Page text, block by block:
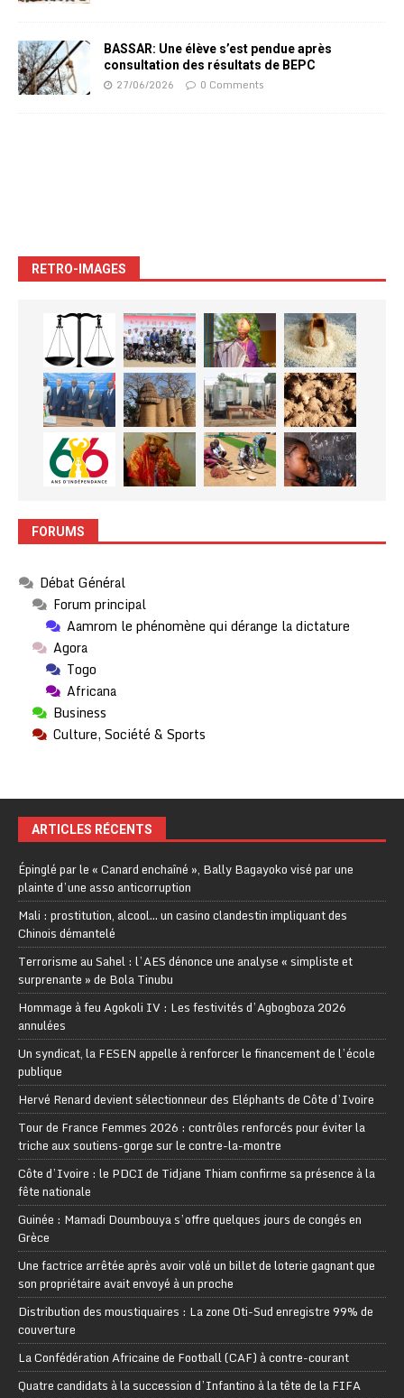
BASSAR: Une élève s’est pendue après
consultation des résultats de BEPC
27/06/2026 0 Comments
RETRO-IMAGES
FORUMS
Débat Général
Forum principal
Aamrom le phénomène qui dérange la dictature
Agora
Togo
Africana
Business
Culture, Société & Sports
ARTICLES RÉCENTS
Épinglé par le « Canard enchaîné », Bally Bagayoko visé par une
plainte d’une asso anticorruption
Mali : prostitution, alcool… un casino clandestin impliquant des
Chinois démantelé
Terrorisme au Sahel : l’AES dénonce une analyse « simpliste et
surprenante » de Bola Tinubu
Hommage à feu Agokoli IV : Les festivités d’Agbogboza 2026
annulées
Un syndicat, la FESEN appelle à renforcer le financement de l’école
publique
Hervé Renard devient sélectionneur des Eléphants de Côte d’Ivoire
Tour de France Femmes 2026 : contrôles renforcés pour éviter la
triche aux soutiens-gorge sur le contre-la-montre
Côte d’Ivoire : le PDCI de Tidjane Thiam confirme sa présence à la
fête nationale
Guinée : Mamadi Doumbouya s’offre quelques jours de congés en
Grèce
Une factrice arrêtée après avoir volé un billet de loterie gagnant que
son propriétaire avait envoyé à un proche
Distribution des moustiquaires : La zone Oti-Sud enregistre 99% de
couverture
La Confédération Africaine de Football (CAF) à contre-courant
Quatre candidats à la succession d’Infantino à la tête de la FIFA